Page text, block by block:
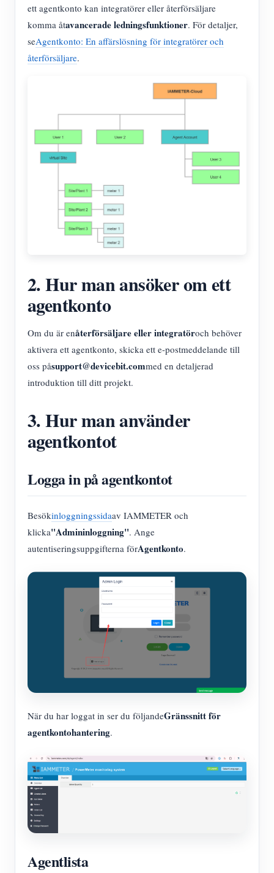
ett agentkonto kan integratörer eller återförsäljare
komma åtavancerade ledningsfunktioner. För detaljer,
seAgentkonto: En affärslösning för integratörer och
återförsäljare.
2. Hur man ansöker om ett
agentkonto
Om du är enåterförsäljare eller integratöroch behöver
aktivera ett agentkonto, skicka ett e-postmeddelande till
oss påsupport@devicebit.commed en detaljerad
introduktion till ditt projekt.
3. Hur man använder
agentkontot
Logga in på agentkontot
Besökinloggningssidaav IAMMETER och
klicka"Admininloggning". Ange
autentiseringsuppgifterna förAgentkonto.
När du har loggat in ser du följandeGränssnitt för
agentkontohantering.
Agentlista